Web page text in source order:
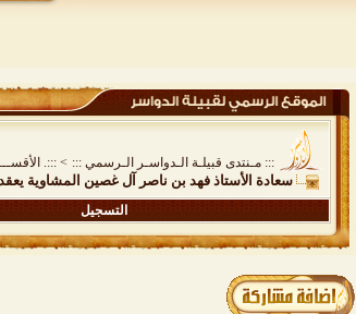
::: مـنتدى قبيلـة الـدواسـر الـرسمي ::: >
:::.
سعادة الأستاذ فهد بن ناصر آل غصين المشاوية
التسجيل